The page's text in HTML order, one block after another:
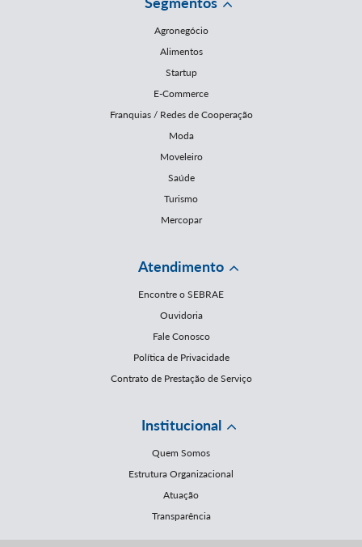
Agronegócio
Alimentos
Startup
E-Commerce
Franquias / Redes de Cooperação
Moda
Moveleiro
Saúde
Turismo
Mercopar
Atendimento
Encontre o SEBRAE
Ouvidoria
Fale Conosco
Política de Privacidade
Contrato de Prestação de Serviço
Institucional
Quem Somos
Estrutura Organizacional
Atuação
Transparência